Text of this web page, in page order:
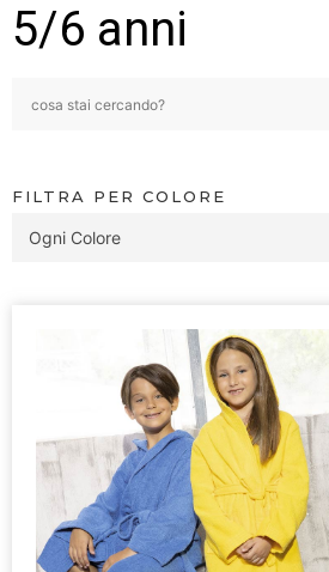
5/6 anni
FILTRA PER COLORE
Ogni Colore